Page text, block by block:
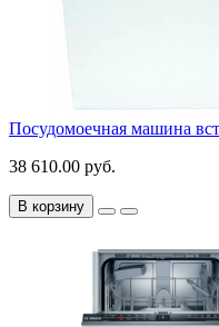
Посудомоечная машина
38 610.00 руб.
В корзину